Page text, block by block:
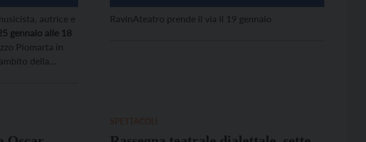
autrice e
gennaio alle 18
Piomarta in
della
RavinAteatro prende il via il 19 gennaio